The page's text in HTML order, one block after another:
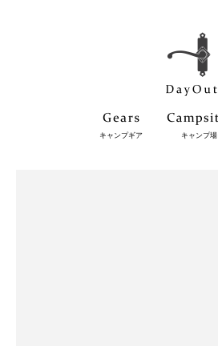
キャンプギア キャンプ場